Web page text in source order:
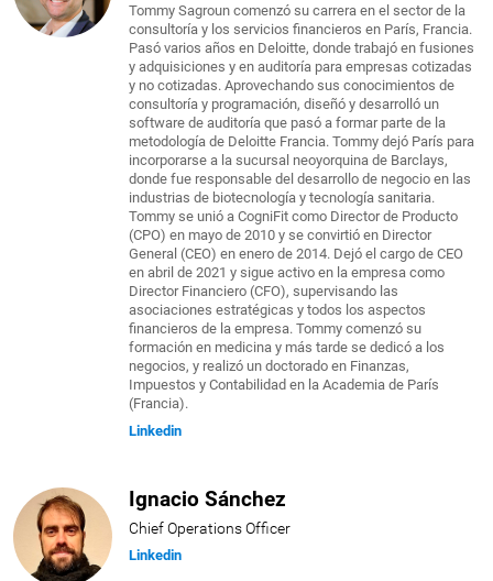
Tommy Sagroun comenzó su carrera en el sector de la
consultoría y los servicios financieros en París, Francia.
Pasó varios años en Deloitte, donde trabajó en fusiones
y adquisiciones y en auditoría para empresas cotizadas
y no cotizadas. Aprovechando sus conocimientos de
consultoría y programación, diseñó y desarrolló un
software de auditoría que pasó a formar parte de la
metodología de Deloitte Francia. Tommy dejó París para
incorporarse a la sucursal neoyorquina de Barclays,
donde fue responsable del desarrollo de negocio en las
industrias de biotecnología y tecnología sanitaria.
Tommy se unió a CogniFit como Director de Producto
(CPO) en mayo de 2010 y se convirtió en Director
General (CEO) en enero de 2014. Dejó el cargo de CEO
en abril de 2021 y sigue activo en la empresa como
Director Financiero (CFO), supervisando las
asociaciones estratégicas y todos los aspectos
financieros de la empresa. Tommy comenzó su
formación en medicina y más tarde se dedicó a los
negocios, y realizó un doctorado en Finanzas,
Impuestos y Contabilidad en la Academia de París
(Francia).
Linkedin
Ignacio Sánchez
Chief Operations Officer
Linkedin